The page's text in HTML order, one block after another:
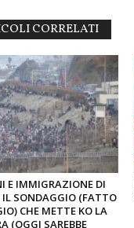
CORRELATI
E IMMIGRAZIONE DI
IL SONDAGGIO (FATTO
CHE METTE KO LA
(OGGI SAREBBE